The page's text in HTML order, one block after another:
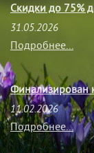
Скидки до 75%
31.05.2026
Подробнее...
Финализирован
11.02.2026
Подробнее...